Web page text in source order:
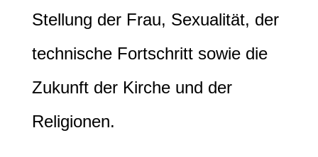
Stellung der Frau, Sexualität, der
technische Fortschritt sowie die
Zukunft der Kirche und der
Religionen.